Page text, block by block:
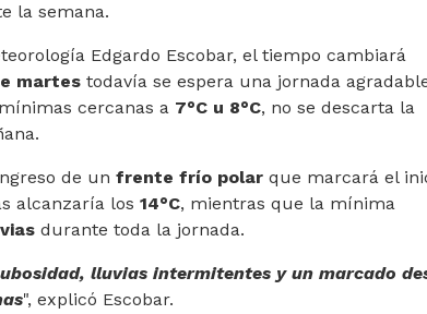
la semana.
Edgardo Escobar, el tiempo cambiará
martes todavía se espera una jornada
cercanas a 7°C u 8°C, no se descarta la
de un frente frío polar que marcará el
alcanzaría los 14°C, mientras que la mínima
durante toda la jornada.
lluvias intermitentes y un marcado
", explicó Escobar.